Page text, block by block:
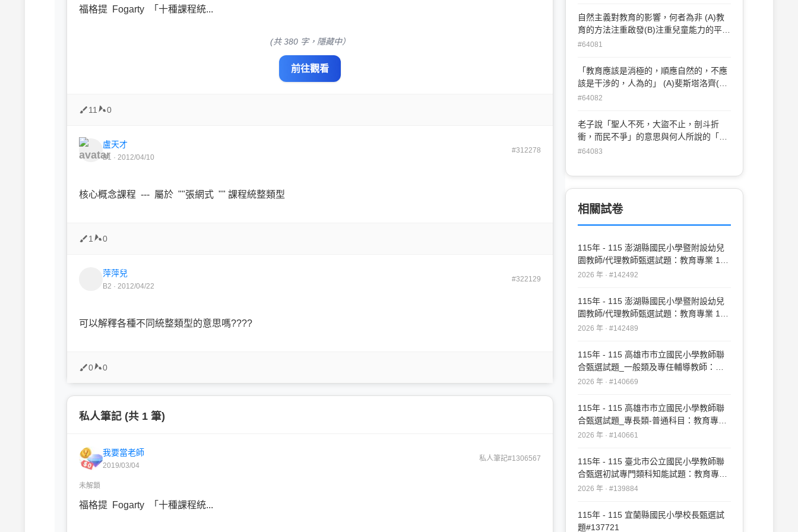
福格提 Fogarty 「十種課程統...
(共 380 字，隱藏中）
前往觀看
11 0
盧天才
B1 · 2012/04/10
#312278
核心概念課程 --- 屬於 ""張網式 "" 課程統整類型
1 0
萍萍兒
B2 · 2012/04/22
#322129
可以解釋各種不同統整類型的意思嗎????
0 0
私人筆記 (共 1 筆)
我要當老師
2019/03/04
私人筆記#1306567
未解鎖
福格提 Fogarty 「十種課程統...
自然主義對教育的影響，何者為非 (A)教
育的方法注重啟發(B)注重兒童能力的平衡
發展 (C)注重社會價值(D)忽視人類所累積
#64081
「教育應該是消極的，順應自然的，不應
該是干涉的，人為的」 (A)斐斯塔洛齊(B)
福祿貝爾(C)蒙特梭利(D)盧梭
#64082
老子說「聖人不死，大盜不止，剖斗折
衝，而民不爭」的意思與何人所說的「教
人成為一種偽君子」(A)杜威 (B)盧梭(C)斐
#64083
相關試卷
115年 - 115 澎湖縣國民小學暨附設幼兒
園教師/代理教師甄選試題：教育專業 1-
20#142492
2026 年 · #142492
115年 - 115 澎湖縣國民小學暨附設幼兒
園教師/代理教師甄選試題：教育專業 1-
50#142489
2026 年 · #142489
115年 - 115 高雄市市立國民小學教師聯
合甄選試題_一般類及專任輔導教師：教
育專業#140669
2026 年 · #140669
115年 - 115 高雄市市立國民小學教師聯
合甄選試題_專長類-普通科目：教育專業
#140661
2026 年 · #140661
115年 - 115 臺北市公立國民小學教師聯
合甄選初試專門類科知能試題：教育專業
#139884
2026 年 · #139884
115年 - 115 宜蘭縣國民小學校長甄選試
題#137721